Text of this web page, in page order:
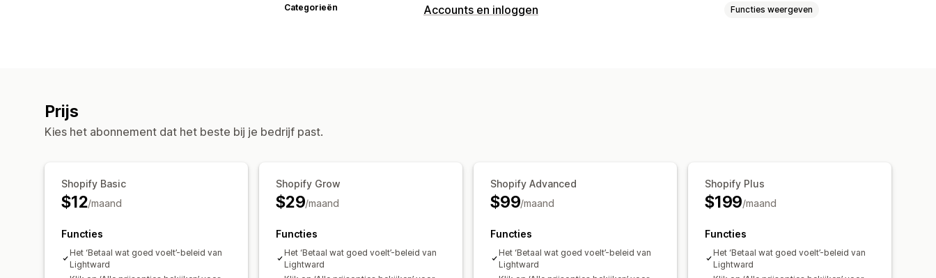
Categorieën Accounts en inloggen Functies weergeven
Wachtwoordbeveiliging
Geheime link Aangepaste regels
Prijs
Kies het abonnement dat het beste bij je bedrijf past.
Shopify Basic
$12/maand
Functies
Het ‘Betaal wat goed voelt’-beleid van
Lightward
Shopify Grow
$29/maand
Functies
Het ‘Betaal wat goed voelt’-beleid van
Lightward
Shopify Advanced
$99/maand
Functies
Het ‘Betaal wat goed voelt’-beleid van
Lightward
Shopify Plus
$199/maand
Functies
Het ‘Betaal wat goed voelt’-beleid van
Lightward